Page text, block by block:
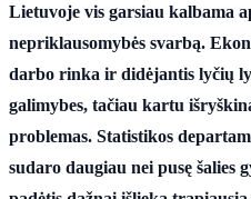
Lietuvoje vis garsiau kalbama
nepriklausomybės svarbą.
darbo rinka ir didėjantis lyčių
galimybes, tačiau kartu
problemas. Statistikos
sudaro daugiau nei pusę šalies